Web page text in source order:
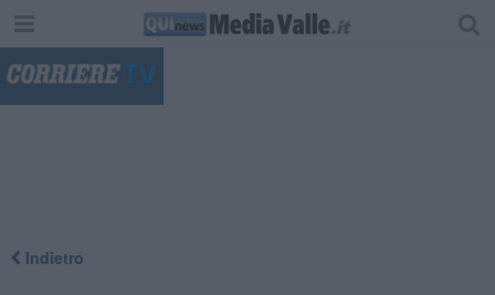
Indietro